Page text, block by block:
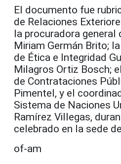
El documento fue
de Relaciones
la procuradora general
Miriam Germán Brito;
de Ética e Integridad
Milagros Ortiz Bosch;
de Contrataciones
Pimentel, y el
Sistema de Naciones
Ramírez Villegas,
celebrado en la sede
of-am